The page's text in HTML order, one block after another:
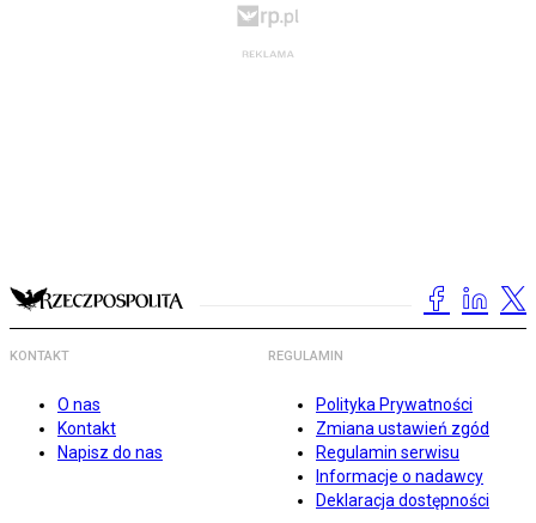
KONTAKT
O nas
Kontakt
Napisz do nas
REGULAMIN
Polityka Prywatności
Zmiana ustawień zgód
Regulamin serwisu
Informacje o nadawcy
Deklaracja dostępności